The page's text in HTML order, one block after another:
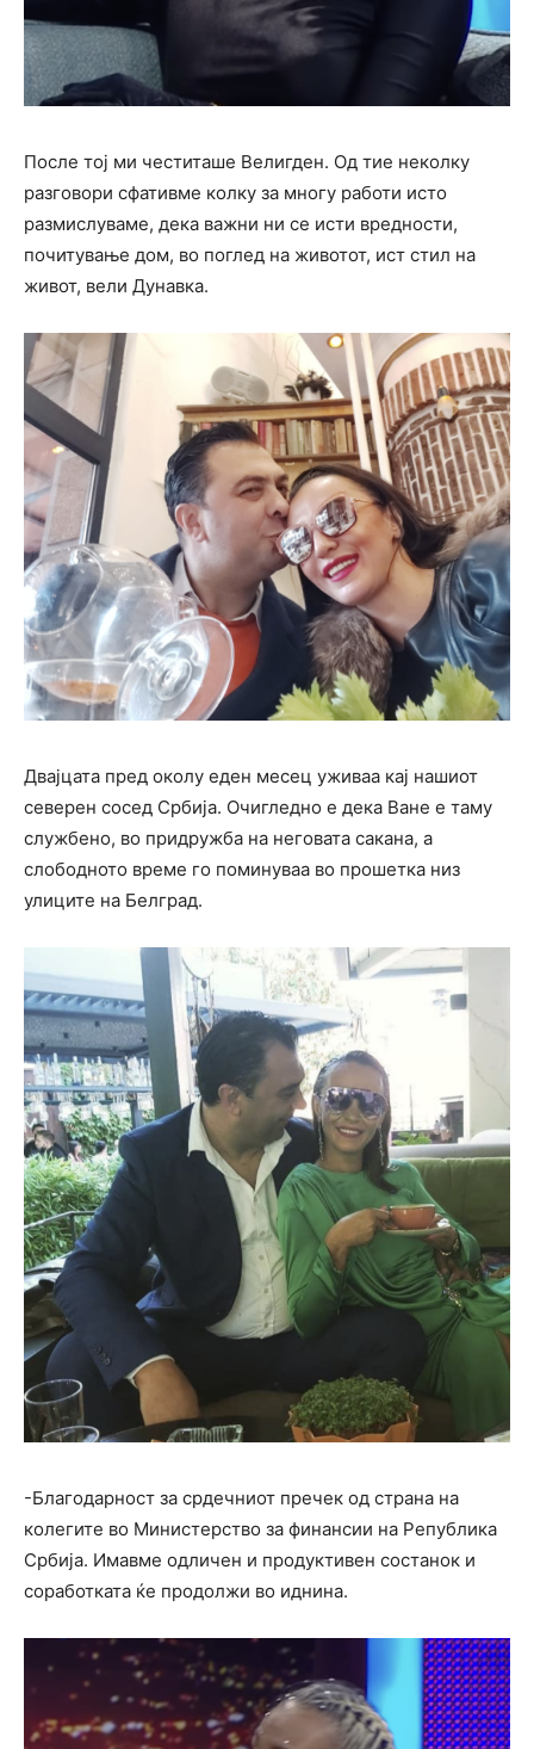
После тој ми честиташе Велигден. Од тие неколку
разговори сфативме колку за многу работи исто
размислуваме, дека важни ни се исти вредности,
почитување дом, во поглед на животот, ист стил на
живот, вели Дунавка.
Двајцата пред околу еден месец уживаа кај нашиот
северен сосед Србија. Очигледно е дека Ване е таму
службено, во придружба на неговата сакана, а
слободното време го поминуваа во прошетка низ
улиците на Белград.
-Благодарност за срдечниот пречек од страна на
колегите во Министерство за финансии на Република
Србија. Имавме одличен и продуктивен состанок и
соработката ќе продолжи во иднина.